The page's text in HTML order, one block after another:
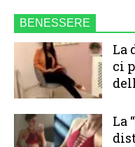
BENESSERE
La
ci
La